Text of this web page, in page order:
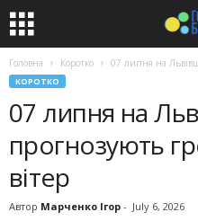
Головна Коротко 07 липня на
КОРОТКО
07 липня на
прогнозують
вітер
Автор Марченко Ігор - July 6, 2026